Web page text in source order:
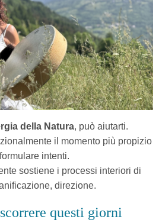
della Natura, può aiutarti.
il momento più propizio
intenti.
sostiene i processi interiori di
direzione.
questi giorni